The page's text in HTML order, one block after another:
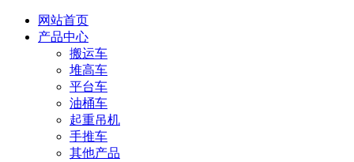
网站首页
产品中心
搬运车
堆高车
平台车
油桶车
起重吊机
手推车
其他产品